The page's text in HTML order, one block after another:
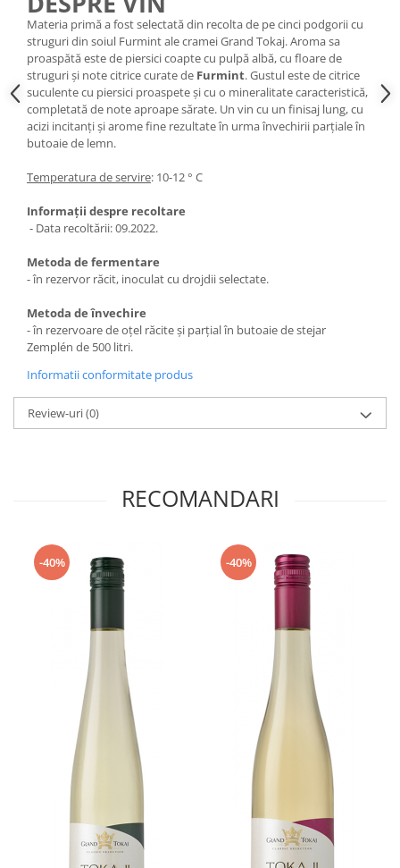
Materia primă a fost selectată din recolta de pe cinci podgorii cu
struguri din soiul Furmint ale cramei Grand Tokaj. Aroma sa
proaspătă este de piersici coapte cu pulpă albă, cu floare de
struguri și note citrice curate de Furmint. Gustul este de citrice
suculente cu piersici proaspete și cu o mineralitate caracteristică,
completată de note aproape sărate. Un vin cu un finisaj lung, cu
acizi incitanți și arome fine rezultate în urma învechirii parțiale în
butoaie de lemn.
Temperatura de servire: 10-12 ° C
Informații despre recoltare
- Data recoltării: 09.2022.
Metoda de fermentare
- în rezervor răcit, inoculat cu drojdii selectate.
Metoda de învechire
- în rezervoare de oțel răcite și parțial în butoaie de stejar
Zemplén de 500 litri.
Informatii conformitate produs
Review-uri(0)
RECOMANDARI
-40% -40%